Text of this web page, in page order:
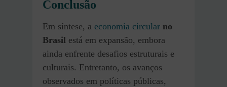
Conclusão
Em síntese, a economia circular no
Brasil está em expansão, embora
ainda enfrente desafios estruturais e
culturais. Entretanto, os avanços
observados em políticas públicas,